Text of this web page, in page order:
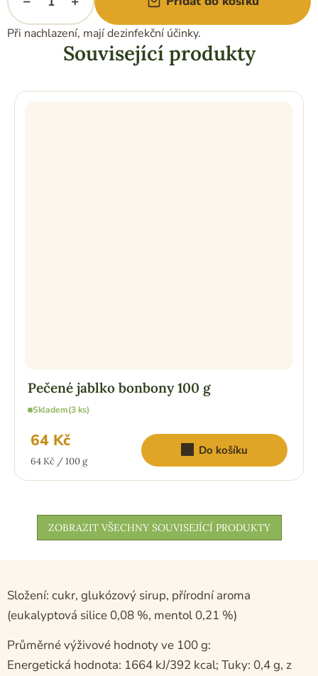
Při nachlazení, mají dezinfekční účinky.
Související produkty
Pečené jablko bonbony 100 g
Skladem(3 ks)
64 Kč
Měrná
64 Kč / 100 g
Do košíku
ZOBRAZIT VŠECHNY SOUVISEJÍCÍ PRODUKTY
Složení: cukr, glukózový sirup, přírodní aroma
(eukalyptová silice 0,08 %, mentol 0,21 %)
Průměrné výživové hodnoty ve 100 g:
Energetická hodnota: 1664 kJ/392 kcal; Tuky: 0,4 g, z